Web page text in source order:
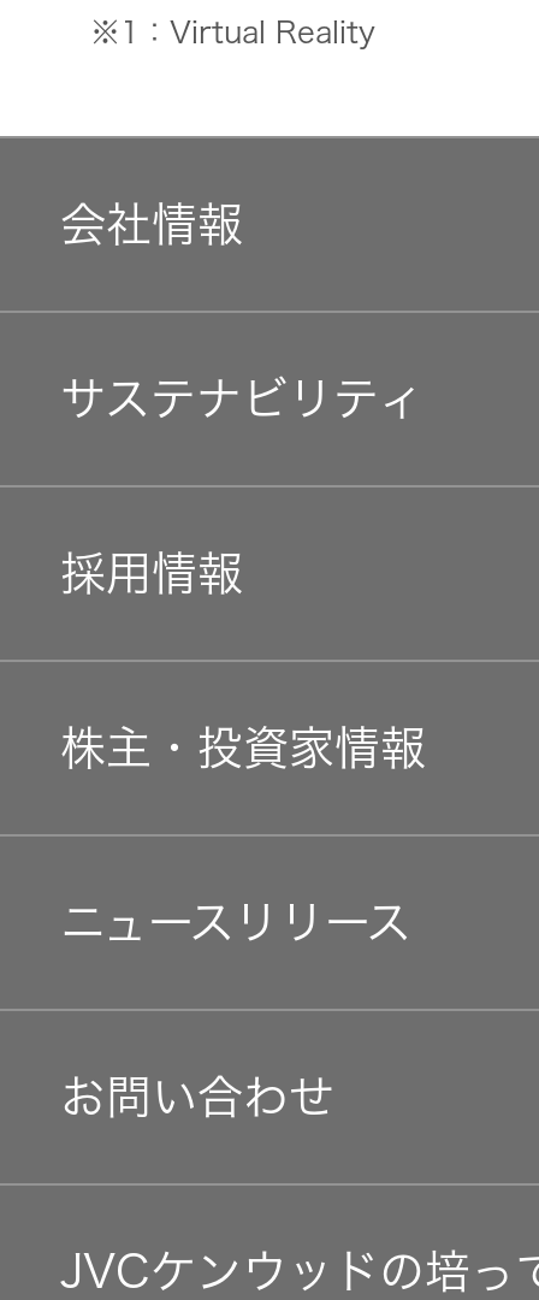
プロジェ
クター
オコンポ
スボイス
ー（集音
器）
スシアタ
ーシステ
ススピー
カー
ラグ
採用
ー
トップ
資家情報
トップ
※1：Virtual Reality
会社情報
私たちのブランド
事業概要
会社概要
会社案内
経営体制
グループ体制・組織図
サステナビリティ
ガバナンス(G)
環境(E)
社会(S)
採用情報
障がい者採用
株主・投資家情報
IRニュース
IR資料
ニュースリリース
お問い合わせ
JVCケンウッドの培っ